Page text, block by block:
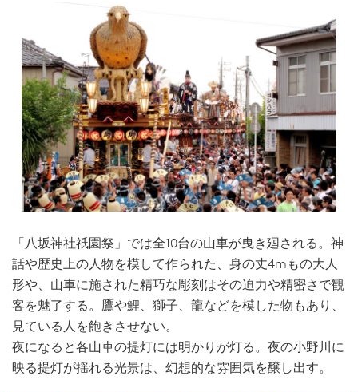
「八坂神社祇園祭」では全10台の山車が曳き廻される。神
話や歴史上の人物を模して作られた、身の丈4mもの大人
形や、山車に施された精巧な彫刻はその迫力や精密さで観
客を魅了する。鷹や鯉、獅子、龍などを模した物もあり、
見ている人を飽きさせない。
夜になると各山車の提灯には明かりが灯る。夜の小野川に
映る提灯が揺れる光景は、幻想的な雰囲気を醸し出す。